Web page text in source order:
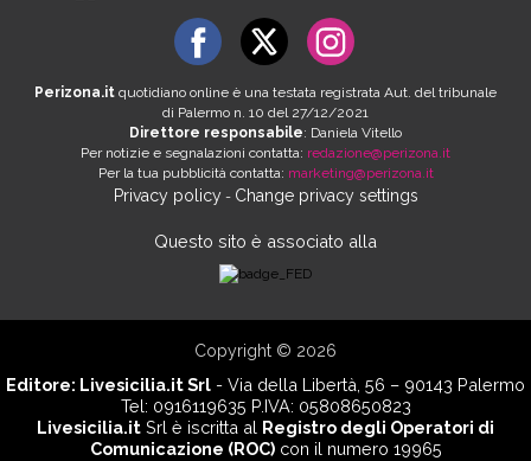
Perizona.it quotidiano online è una testata registrata Aut. del tribunale
di Palermo n. 10 del 27/12/2021
Direttore responsabile: Daniela Vitello
Per notizie e segnalazioni contatta: redazione@perizona.it
Per la tua pubblicità contatta: marketing@perizona.it
Privacy policy- Change privacy settings
Questo sito è associato alla
Copyright © 2026
Editore: Livesicilia.it Srl - Via della Libertà, 56 – 90143 Palermo
Tel: 0916119635 P.IVA: 05808650823
Livesicilia.it Srl è iscritta al Registro degli Operatori di
Comunicazione (ROC)con il numero 19965